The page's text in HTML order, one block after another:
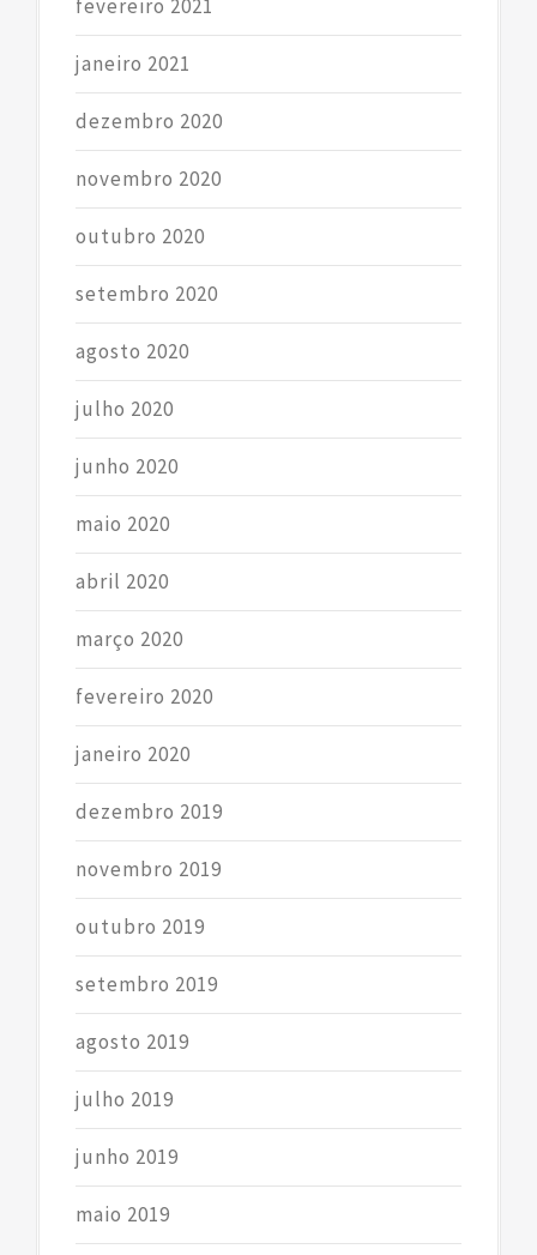
fevereiro 2021
janeiro 2021
dezembro 2020
novembro 2020
outubro 2020
setembro 2020
agosto 2020
julho 2020
junho 2020
maio 2020
abril 2020
março 2020
fevereiro 2020
janeiro 2020
dezembro 2019
novembro 2019
outubro 2019
setembro 2019
agosto 2019
julho 2019
junho 2019
maio 2019